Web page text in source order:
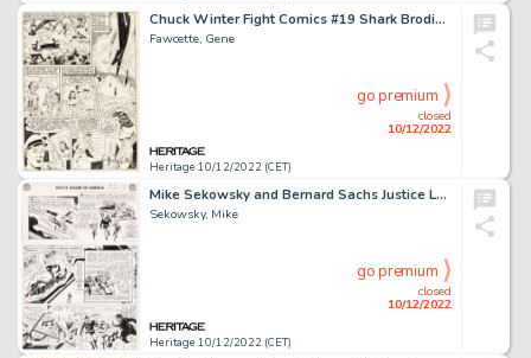
Chuck Winter Fight Comics #19 Shark Brodie Story Pages 2-6 Original Art (Fiction House, 1942).... (Total: 5 Original Art)
Fawcette, Gene
Heritage 10/12/2022 (CET)
closed
10/12/2022
go premium
Mike Sekowsky and Bernard Sachs Justice League of America #22 JLA/JSA Story Page 2 Original Art (DC, 1963)....
Sekowsky, Mike
Heritage 10/12/2022 (CET)
closed
10/12/2022
go premium